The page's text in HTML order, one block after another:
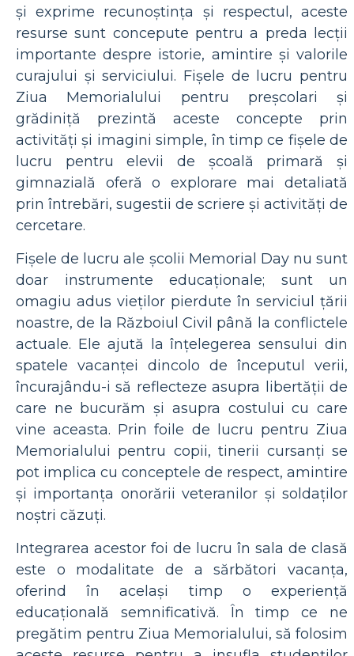
și exprime recunoștința și respectul, aceste
resurse sunt concepute pentru a preda lecții
importante despre istorie, amintire și valorile
curajului și serviciului. Fișele de lucru pentru
Ziua Memorialului pentru preșcolari și
grădiniță prezintă aceste concepte prin
activități și imagini simple, în timp ce fișele de
lucru pentru elevii de școală primară și
gimnazială oferă o explorare mai detaliată
prin întrebări, sugestii de scriere și activități de
cercetare.
Fișele de lucru ale școlii Memorial Day nu sunt
doar instrumente educaționale; sunt un
omagiu adus vieților pierdute în serviciul țării
noastre, de la Războiul Civil până la conflictele
actuale. Ele ajută la înțelegerea sensului din
spatele vacanței dincolo de începutul verii,
încurajându-i să reflecteze asupra libertății de
care ne bucurăm și asupra costului cu care
vine aceasta. Prin foile de lucru pentru Ziua
Memorialului pentru copii, tinerii cursanți se
pot implica cu conceptele de respect, amintire
și importanța onorării veteranilor și soldaților
noștri căzuți.
Integrarea acestor foi de lucru în sala de clasă
este o modalitate de a sărbători vacanța,
oferind în același timp o experiență
educațională semnificativă. În timp ce ne
pregătim pentru Ziua Memorialului, să folosim